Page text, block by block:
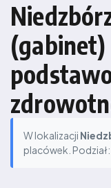
(gabinet)
W lokalizacji
placówek.